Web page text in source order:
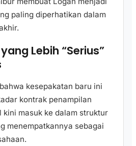
paling diperhatikan dalam
Lebih “Serius”
kesepakatan baru ini
kontrak penampilan
kini masuk ke dalam struktur
menempatkannya sebagai